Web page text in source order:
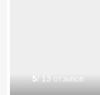
5/ 13 отзывов